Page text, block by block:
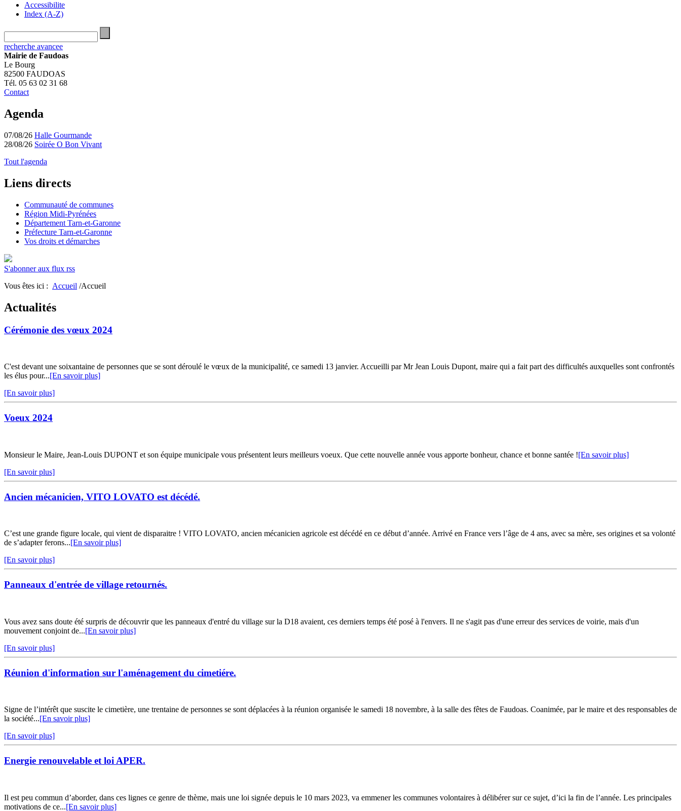
Accessibilite
Index (A-Z)
recherche avancee
Mairie de Faudoas
Le Bourg
82500 FAUDOAS
Tél. 05 63 02 31 68
Contact
Agenda
07/08/26 Halle Gourmande
28/08/26 Soirée O Bon Vivant
Tout l'agenda
Liens directs
Communauté de communes
Région Midi-Pyrénées
Département Tarn-et-Garonne
Préfecture Tarn-et-Garonne
Vos droits et démarches
S'abonner aux flux rss
Vous êtes ici : Accueil /Accueil
Actualités
Cérémonie des vœux 2024
C'est devant une soixantaine de personnes que se sont déroulé le vœux de la municipalité, ce samedi 13 janvier. Accueilli par Mr Jean Louis Dupont, maire qui a fait part des difficultés auxquelles sont confrontés
les élus pour...[En savoir plus]
[En savoir plus]
Voeux 2024
Monsieur le Maire, Jean-Louis DUPONT et son équipe municipale vous présentent leurs meilleurs voeux. Que cette nouvelle année vous apporte bonheur, chance et bonne santée ![En savoir plus]
[En savoir plus]
Ancien mécanicien, VITO LOVATO est décédé.
C’est une grande figure locale, qui vient de disparaitre ! VITO LOVATO, ancien mécanicien agricole est décédé en ce début d’année. Arrivé en France vers l’âge de 4 ans, avec sa mère, ses origines et sa volonté
de s’adapter ferons...[En savoir plus]
[En savoir plus]
Panneaux d'entrée de village retournés.
Vous avez sans doute été surpris de découvrir que les panneaux d'entré du village sur la D18 avaient, ces derniers temps été posé à l'envers. Il ne s'agit pas d'une erreur des services de voirie, mais d'un
mouvement conjoint de...[En savoir plus]
[En savoir plus]
Réunion d'information sur l'aménagement du cimetiére.
Signe de l’intérêt que suscite le cimetière, une trentaine de personnes se sont déplacées à la réunion organisée le samedi 18 novembre, à la salle des fêtes de Faudoas. Coanimée, par le maire et des responsables de
la société...[En savoir plus]
[En savoir plus]
Energie renouvelable et loi APER.
Il est peu commun d’aborder, dans ces lignes ce genre de thème, mais une loi signée depuis le 10 mars 2023, va emmener les communes volontaires à délibérer sur ce sujet, d’ici la fin de l’année. Les principales
motivations de ce...[En savoir plus]